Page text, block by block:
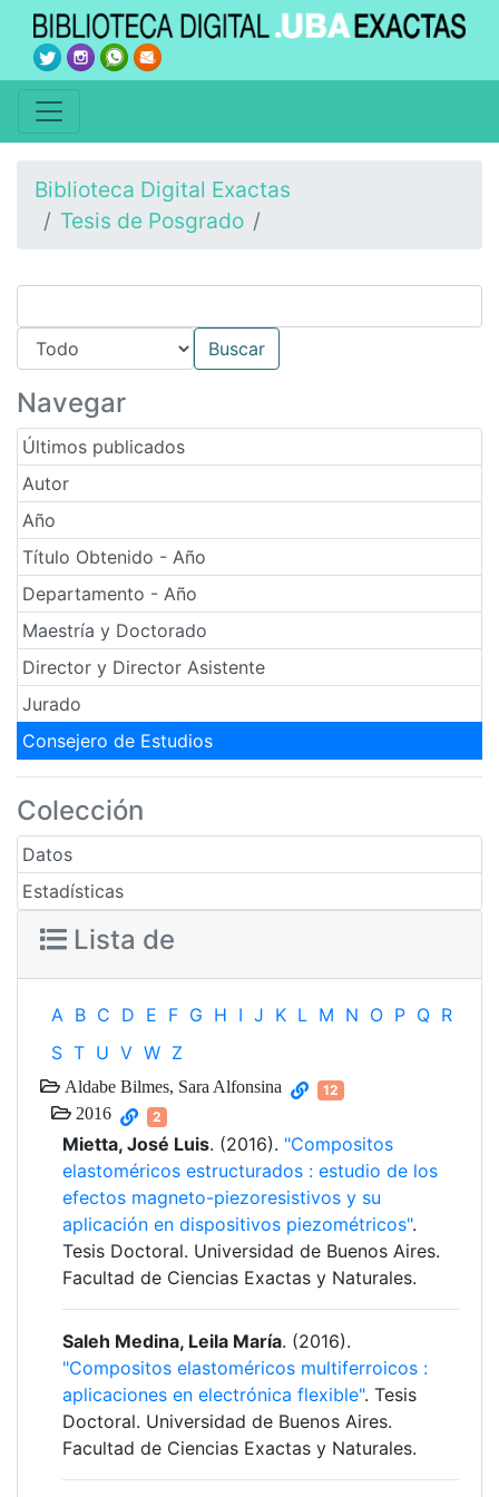
Biblioteca Digital Exactas
Tesis de Posgrado
Navegar
Últimos publicados
Autor
Año
Título Obtenido - Año
Departamento - Año
Maestría y Doctorado
Director y Director Asistente
Jurado
Consejero de Estudios
Colección
Datos
Estadísticas
Lista de
A B C D E F G H I J K L M N O P Q R
S T U V W Z
Aldabe Bilmes, Sara Alfonsina 12
2016 2
Mietta, José Luis. (2016). "Compositos
elastoméricos estructurados : estudio de los
efectos magneto-piezoresistivos y su
aplicación en dispositivos piezométricos".
Tesis Doctoral. Universidad de Buenos Aires.
Facultad de Ciencias Exactas y Naturales.
Saleh Medina, Leila María. (2016).
"Compositos elastoméricos multiferroicos :
aplicaciones en electrónica flexible". Tesis
Doctoral. Universidad de Buenos Aires.
Facultad de Ciencias Exactas y Naturales.